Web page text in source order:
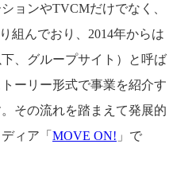
ョンやTVCMだけでなく、
組んでおり、2014年からは
、グループサイト）と呼ば
ーリー形式で事業を紹介す
その流れを踏まえて発展的
ィア「 MOVE ON! 」で